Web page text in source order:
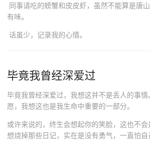
同事请吃的螃蟹和皮皮虾，虽然不能算是唐
有味。
话虽少，记录我的心情。
毕竟我曾经深爱过
毕竟我曾经深爱过，我想这并不是丢人的事
愿，我想这也是我生命中重要的一部分。
或许来说的，终生会想起你的笑脸，这也不
想烧掉那些日记，实在是没有勇气，一直怕